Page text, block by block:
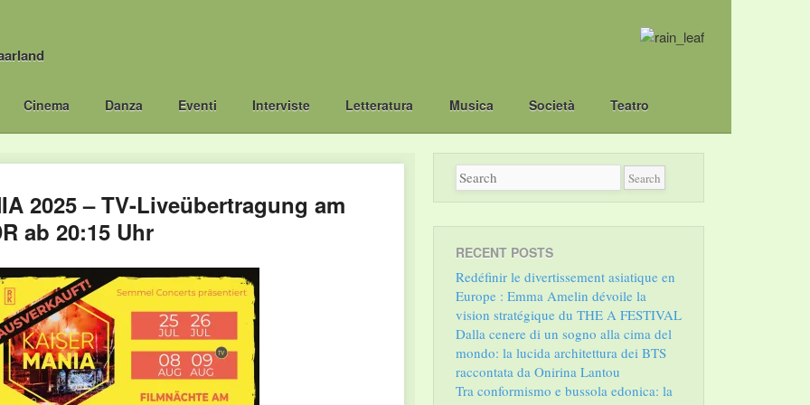
Cinema Danza Eventi Interviste Letteratura Musica Società Teatro
2025 – TV-Liveübertragung am
ab 20:15 Uhr
RECENT POSTS
Redéfinir le divertissement asiatique en
Europe : Emma Amelin dévoile la
vision stratégique du THE A FESTIVAL
Dalla cenere di un sogno alla cima del
mondo: la lucida architettura dei BTS
raccontata da Onirina Lantou
Tra conformismo e bussola edonica: la